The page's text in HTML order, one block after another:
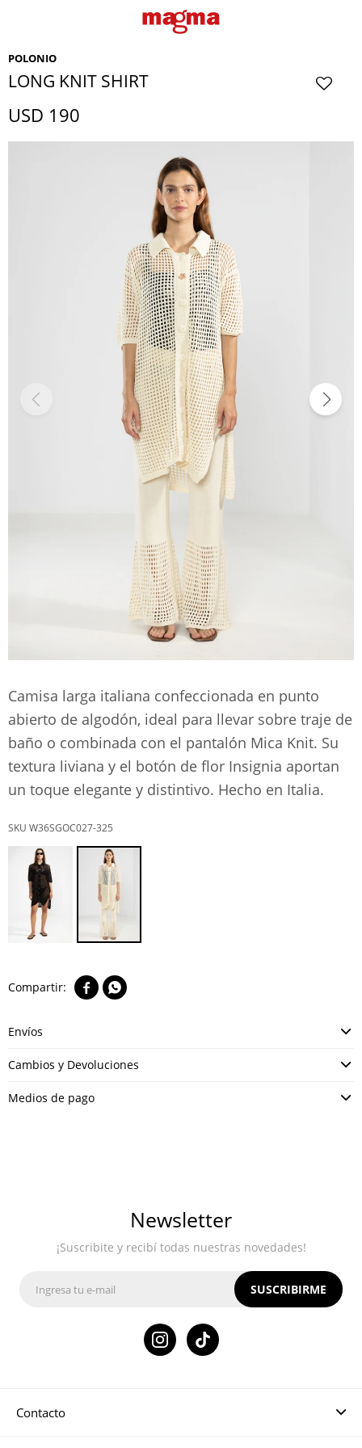
POLONIO
LONG KNIT SHIRT
USD 190
Camisa larga italiana confeccionada en punto
abierto de algodón, ideal para llevar sobre traje de
baño o combinada con el pantalón Mica Knit. Su
textura liviana y el botón de flor Insignia aportan
un toque elegante y distintivo. Hecho en Italia.
W36SGOC027-325
 
Envíos
Cambios y Devoluciones
Medios de pago
Contacto
Newsletter
¡Suscribite y recibí todas nuestras novedades!
SUSCRIBIRME
